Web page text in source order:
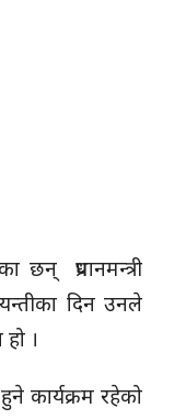
छन् प्रधानमन्त्री
दिन उनले
।
कार्यक्रम रहेको